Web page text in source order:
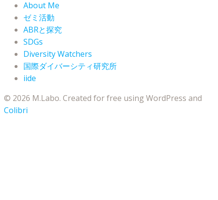
About Me
ゼミ活動
ABRと探究
SDGs
Diversity Watchers
国際ダイバーシティ研究所
iide
© 2026 M.Labo. Created for free using WordPress and
Colibri